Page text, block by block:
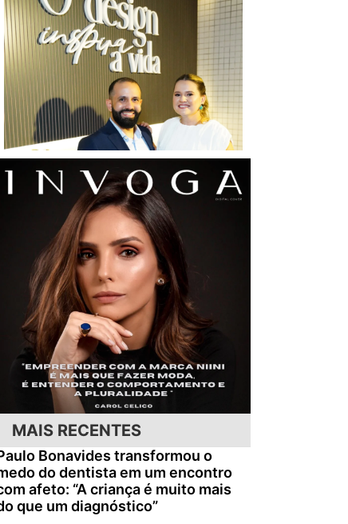
MAIS RECENTES
Bonavides transformou o
do dentista em um encontro
afeto: “A criança é muito mais
que um diagnóstico”